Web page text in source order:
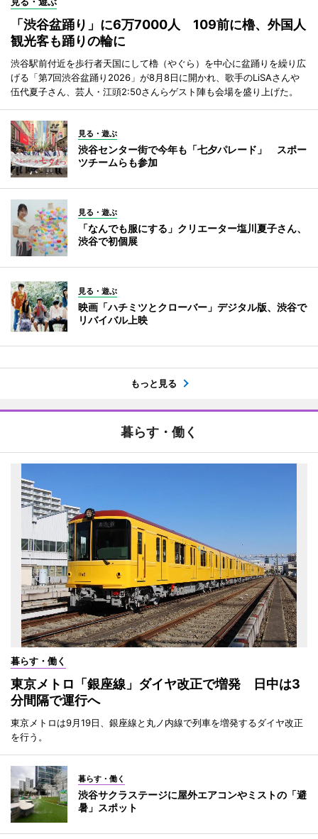
「渋谷盆踊り」に6万7000人 109前に櫓、外国人
観光客も踊りの輪に
渋谷駅前付近を歩行者天国にして櫓（やぐら）を中心に盆踊りを繰り広
げる「第7回渋谷盆踊り2026」が8月8日に開かれ、歌手のLiSAさんや
伍代夏子さん、芸人・江頭2:50さんらゲスト陣も会場を盛り上げた。
見る・遊ぶ
渋谷センター街で今年も「七夕パレード」 スポー
ツチームらも参加
見る・遊ぶ
「なんでも服にする」クリエーター塩川夏子さん、
渋谷で初個展
見る・遊ぶ
映画「ハチミツとクローバー」デジタル版、渋谷で
リバイバル上映
もっと見る
暮らす・働く
暮らす・働く
東京メトロ「銀座線」ダイヤ改正で増発 日中は3
分間隔で運行へ
東京メトロは9月19日、銀座線と丸ノ内線で列車を増発するダイヤ改正
を行う。
暮らす・働く
渋谷サクラステージに屋外エアコンやミストの「避
暑」スポット